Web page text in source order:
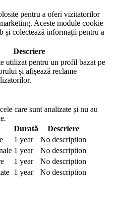
pentru a oferi vizitatorilor
Aceste module cookie
și colectează informații pentru a
Descriere
utilizat pentru un profil bazat pe
și afișează reclame
care sunt analizate și nu au
Durată
Descriere
1 year
No description
1 year
No description
1 year
No description
1 year
No description